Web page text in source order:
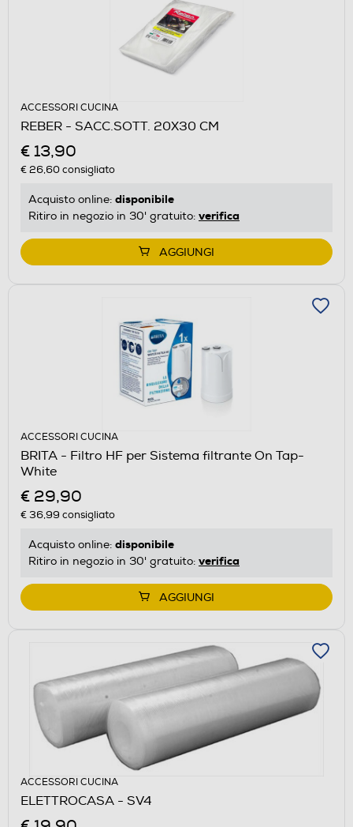
ACCESSORI CUCINA
REBER - SACC.SOTT. 20X30 CM
€ 13,90
€ 26,60consigliato
Acquisto online: disponibile
Ritiro in negozio in 30' gratuito: verifica
AGGIUNGI
ACCESSORI CUCINA
BRITA - Filtro HF per Sistema filtrante On Tap-
White
€ 29,90
€ 36,99 consigliato
Acquisto online: disponibile
Ritiro in negozio in 30' gratuito: verifica
AGGIUNGI
ACCESSORI CUCINA
ELETTROCASA - SV4